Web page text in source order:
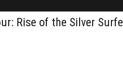
Rise of the Silver